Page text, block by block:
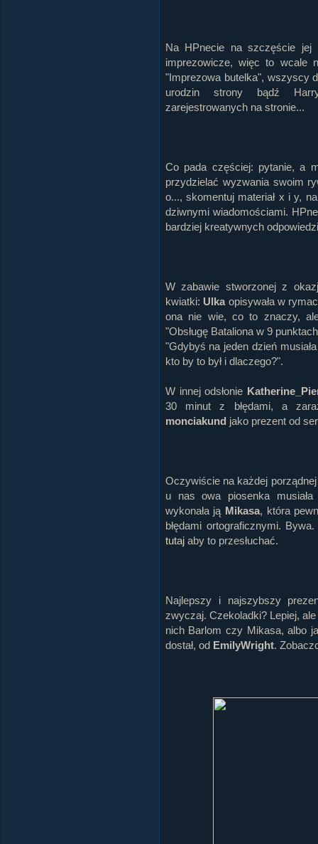
Na HPnecie na szczęście jej
imprezowicze, więc to wcale
"Imprezowa butelka", wszyscy
urodzin strony bądź
zarejestrowanych na stronie...
Co pada częściej: pytanie, a
przydzielać wyzwania swoim
o..., skomentuj materiał x i y,
dziwnymi wiadomościami.
bardziej kreatywnych
W zabawie stworzonej z
kwiatki: Ulkaopisywała w
ona nie wie, co to znaczy,
"Obsługę Bataliona w 9
"Gdybyś na jeden dzień
kto by to był i dlaczego?".
W innej odsłonie
30 minut z błędami, a
monciakund jako prezent od
Oczywiście na każdej
u nas owa piosenka
wykonała ją Mikasa, która
błędami ortograficznymi.
tutajaby to przesłuchać.
Najlepszy i najszybszy
zwyczaj. Czekoladki? Lepiej,
nich Barlom czy Mikasa, albo
dostał, od EmilyWright.